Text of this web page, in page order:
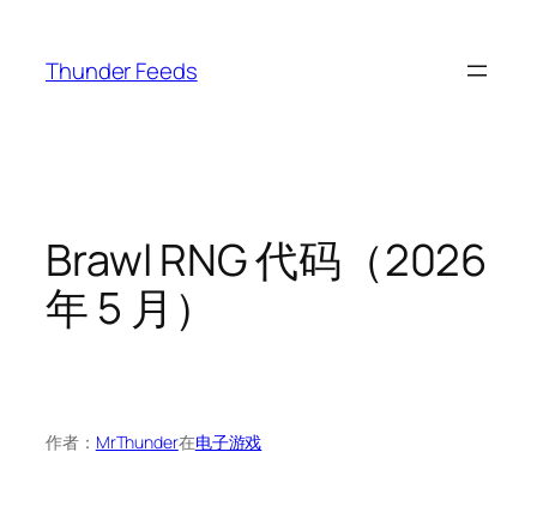
Thunder Feeds
Brawl RNG 代码（2026
年 5 月）
作者： MrThunder在电子游戏